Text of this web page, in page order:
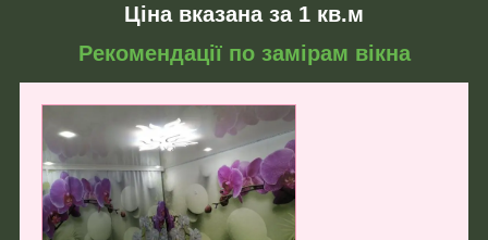
Ціна вказана за 1 кв.м
Рекомендації по замірам вікна